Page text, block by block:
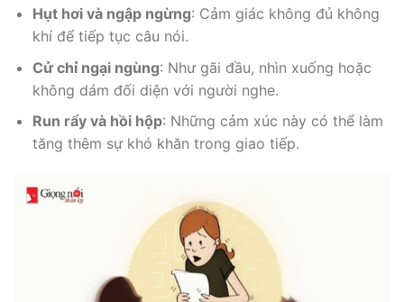
Hụt hơi và ngập ngừng: Cảm giác không đủ không
khí để tiếp tục câu nói.
Cử chỉ ngại ngùng: Như gãi đầu, nhìn xuống hoặc
không dám đối diện với người nghe.
Run rẩy và hồi hộp: Những cảm xúc này có thể làm
tăng thêm sự khó khăn trong giao tiếp.